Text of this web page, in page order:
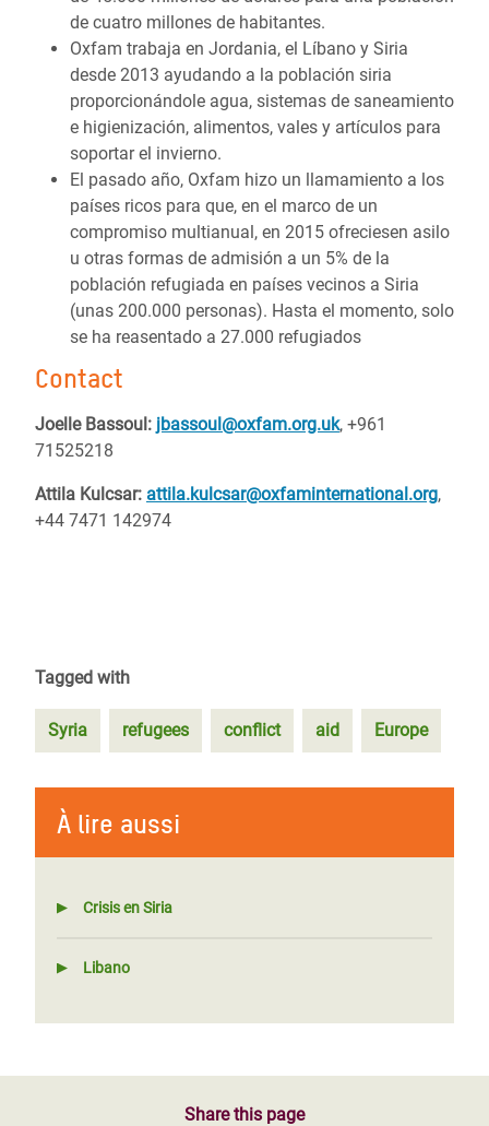
de cuatro millones de habitantes.
Oxfam trabaja en Jordania, el Líbano y Siria
desde 2013 ayudando a la población siria
proporcionándole agua, sistemas de saneamiento
e higienización, alimentos, vales y artículos para
soportar el invierno.
El pasado año, Oxfam hizo un llamamiento a los
países ricos para que, en el marco de un
compromiso multianual, en 2015 ofreciesen asilo
u otras formas de admisión a un 5% de la
población refugiada en países vecinos a Siria
(unas 200.000 personas). Hasta el momento, solo
se ha reasentado a 27.000 refugiados
Contact
Joelle Bassoul: jbassoul@oxfam.org.uk, +961
71525218
Attila Kulcsar: attila.kulcsar@oxfaminternational.org,
+44 7471 142974
Tagged with
Syria refugees conflict aid Europe
À lire aussi
Crisis en Siria
Libano
Share this page